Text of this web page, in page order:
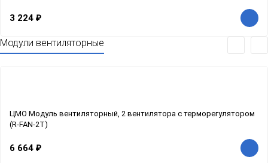
3 224 ₽
Модули вентиляторные
ЦМО Модуль вентиляторный, 2 вентилятора с терморегулятором
(R-FAN-2T)
6 664 ₽